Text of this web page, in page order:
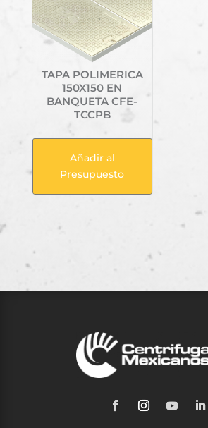
TAPA POLIMERICA
150X150 EN
BANQUETA CFE-
TCCPB
Añadir al
Presupuesto